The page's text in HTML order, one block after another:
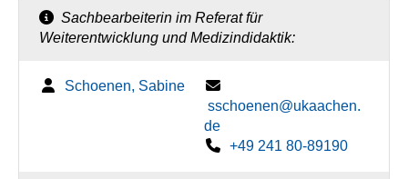
Sachbearbeiterin im Referat für
Weiterentwicklung und Medizindidaktik:
Schoenen, Sabine
sschoenen@ukaachen.
de
+49 241 80-89190